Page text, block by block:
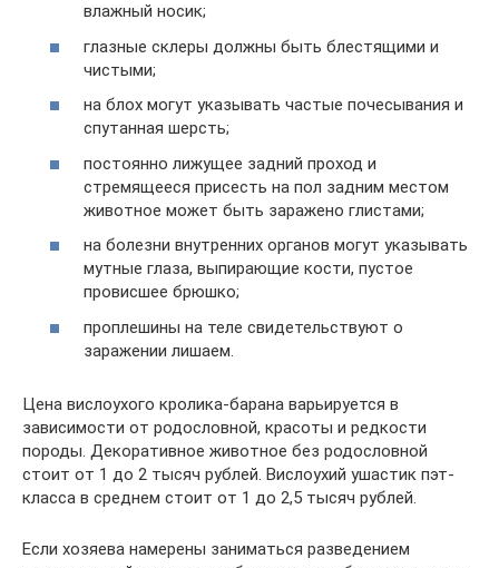
влажный носик;
глазные склеры должны быть блестящими и
чистыми;
на блох могут указывать частые почесывания и
спутанная шерсть;
постоянно лижущее задний проход и
стремящееся присесть на пол задним местом
животное может быть заражено глистами;
на болезни внутренних органов могут указывать
мутные глаза, выпирающие кости, пустое
провисшее брюшко;
проплешины на теле свидетельствуют о
заражении лишаем.
Цена вислоухого кролика-барана варьируется в
зависимости от родословной, красоты и редкости
породы. Декоративное животное без родословной
стоит от 1 до 2 тысяч рублей. Вислоухий ушастик пэт-
класса в среднем стоит от 1 до 2,5 тысяч рублей.
Если хозяева намерены заниматься разведением